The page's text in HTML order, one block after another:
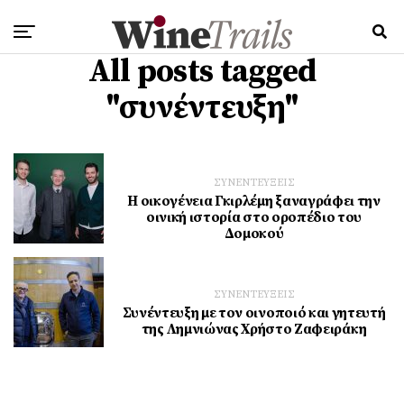
All posts tagged
"συνέντευξη"
ΣΥΝΕΝΤΕΥΞΕΙΣ
Η οικογένεια Γκιρλέμη ξαναγράφει την
οινική ιστορία στο οροπέδιο του
Δομοκού
ΣΥΝΕΝΤΕΥΞΕΙΣ
Συνέντευξη με τον οινοποιό και γητευτή
της Λημνιώνας Χρήστο Ζαφειράκη